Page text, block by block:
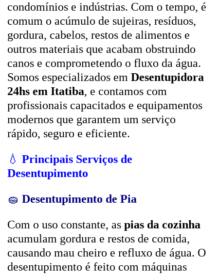
condomínios e indústrias. Com o tempo, é
comum o acúmulo de sujeiras, resíduos,
gordura, cabelos, restos de alimentos e
outros materiais que acabam obstruindo
canos e comprometendo o fluxo da água.
Somos especializados em Desentupidora
24hs em Itatiba, e contamos com
profissionais capacitados e equipamentos
modernos que garantem um serviço
rápido, seguro e eficiente.
💧 Principais Serviços de
Desentupimento
🧽 Desentupimento de Pia
Com o uso constante, as pias da cozinha
acumulam gordura e restos de comida,
causando mau cheiro e refluxo de água. O
desentupimento é feito com máquinas